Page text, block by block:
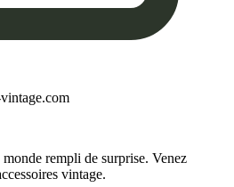
rempli de surprise. Venez
vintage.